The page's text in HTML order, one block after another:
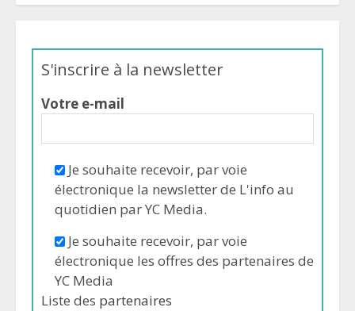
S'inscrire à la newsletter
Votre e-mail
Je souhaite recevoir, par voie
électronique la newsletter de L'info au
quotidien par YC Media.
Je souhaite recevoir, par voie
électronique les offres des partenaires de
YC Media
Liste des partenaires